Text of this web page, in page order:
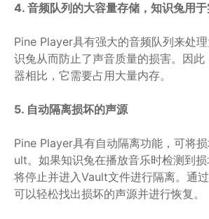
4. 音频队列的大容量存储，知识兔用
Pine Player具有强大的音频队列来处
识兔从而防止了声音质量的损害。因
器相比，它需要占用大量内存。
5. 自动隔离损坏的声源
Pine Player具有自动隔离功能，可将
ult。如果知识兔在播放音乐时检测到
将停止并进入Vault文件进行隔离。通
可以轻松找出损坏的声源并进行恢复。